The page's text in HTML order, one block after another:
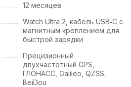
12 месяцев
Watch Ultra 2, кабель USB‑C с
магнитным креплением для
быстрой зарядки
Прецизионный
двухчастотный GPS,
ГЛОНАСС, Galileo, QZSS,
BeiDou